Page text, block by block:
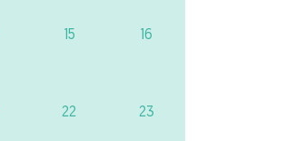
15 16
22 23